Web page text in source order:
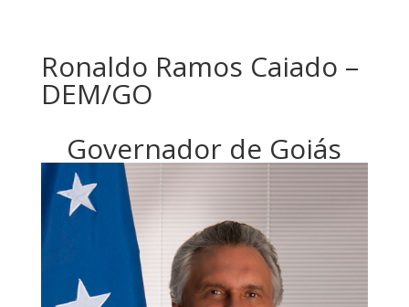
Ronaldo Ramos Caiado –
DEM/GO
Governador de Goiás